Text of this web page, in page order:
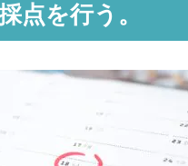
点を行う。